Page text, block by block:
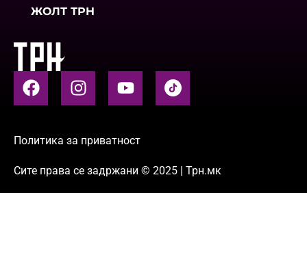
ЖОЛТ ТРН
Политика за приватност
Сите права се задржани © 2025 | Трн.мк